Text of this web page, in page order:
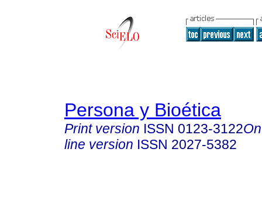
Persona y Bioética
Print version ISSN 0123-3122
line version ISSN 2027-5382